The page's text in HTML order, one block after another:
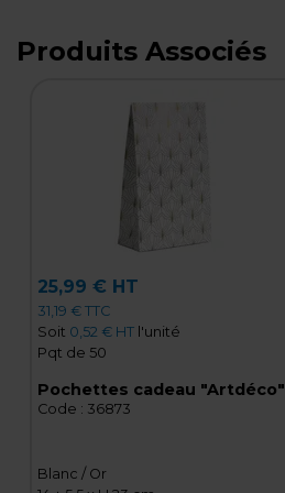
Produits Associés
25,99 € HT
31,19 € TTC
Soit 0,52 € HTl'unité
Pqt de 50
Pochettes cadeau "Artdéco"
Code : 36873
Blanc / Or